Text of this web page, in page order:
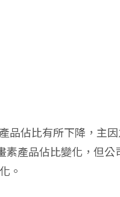
品佔比有所下降，主
素產品佔比變化，但公
。